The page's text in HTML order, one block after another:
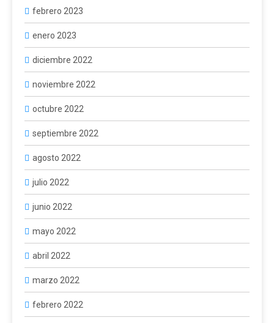
febrero 2023
enero 2023
diciembre 2022
noviembre 2022
octubre 2022
septiembre 2022
agosto 2022
julio 2022
junio 2022
mayo 2022
abril 2022
marzo 2022
febrero 2022